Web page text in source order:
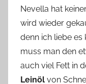
Nevella hat
wird wieder
denn ich liebe es
muss man den
auch viel Fett in
Leinöl von